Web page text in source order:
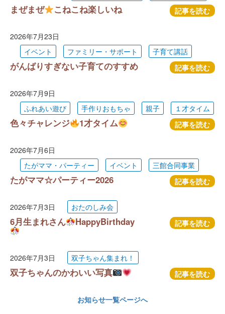
まぜまぜ こねこね楽しいね 記事を読む
2026年7月23日
イベント
ファミリー・サポート 子育て講話
がんばりすぎない子育てのすすめ 記事を読む
2026年7月9日
ふれあい遊び
手作りおもちゃ 親子 １才タイム
色々チャレンジ 1才タイム 記事を読む
2026年7月6日
たがママ・パーティー
イベント 三館合同事業
たがママ☆パーティー2026 記事を読む
2026年7月3日 おたのしみ会
6月生まれさん HappyBirthday 記事を読む
2026年7月3日 双子ちゃん集まれ！
双子ちゃんのかわいい写真 記事を読む
お知らせ一覧ページへ